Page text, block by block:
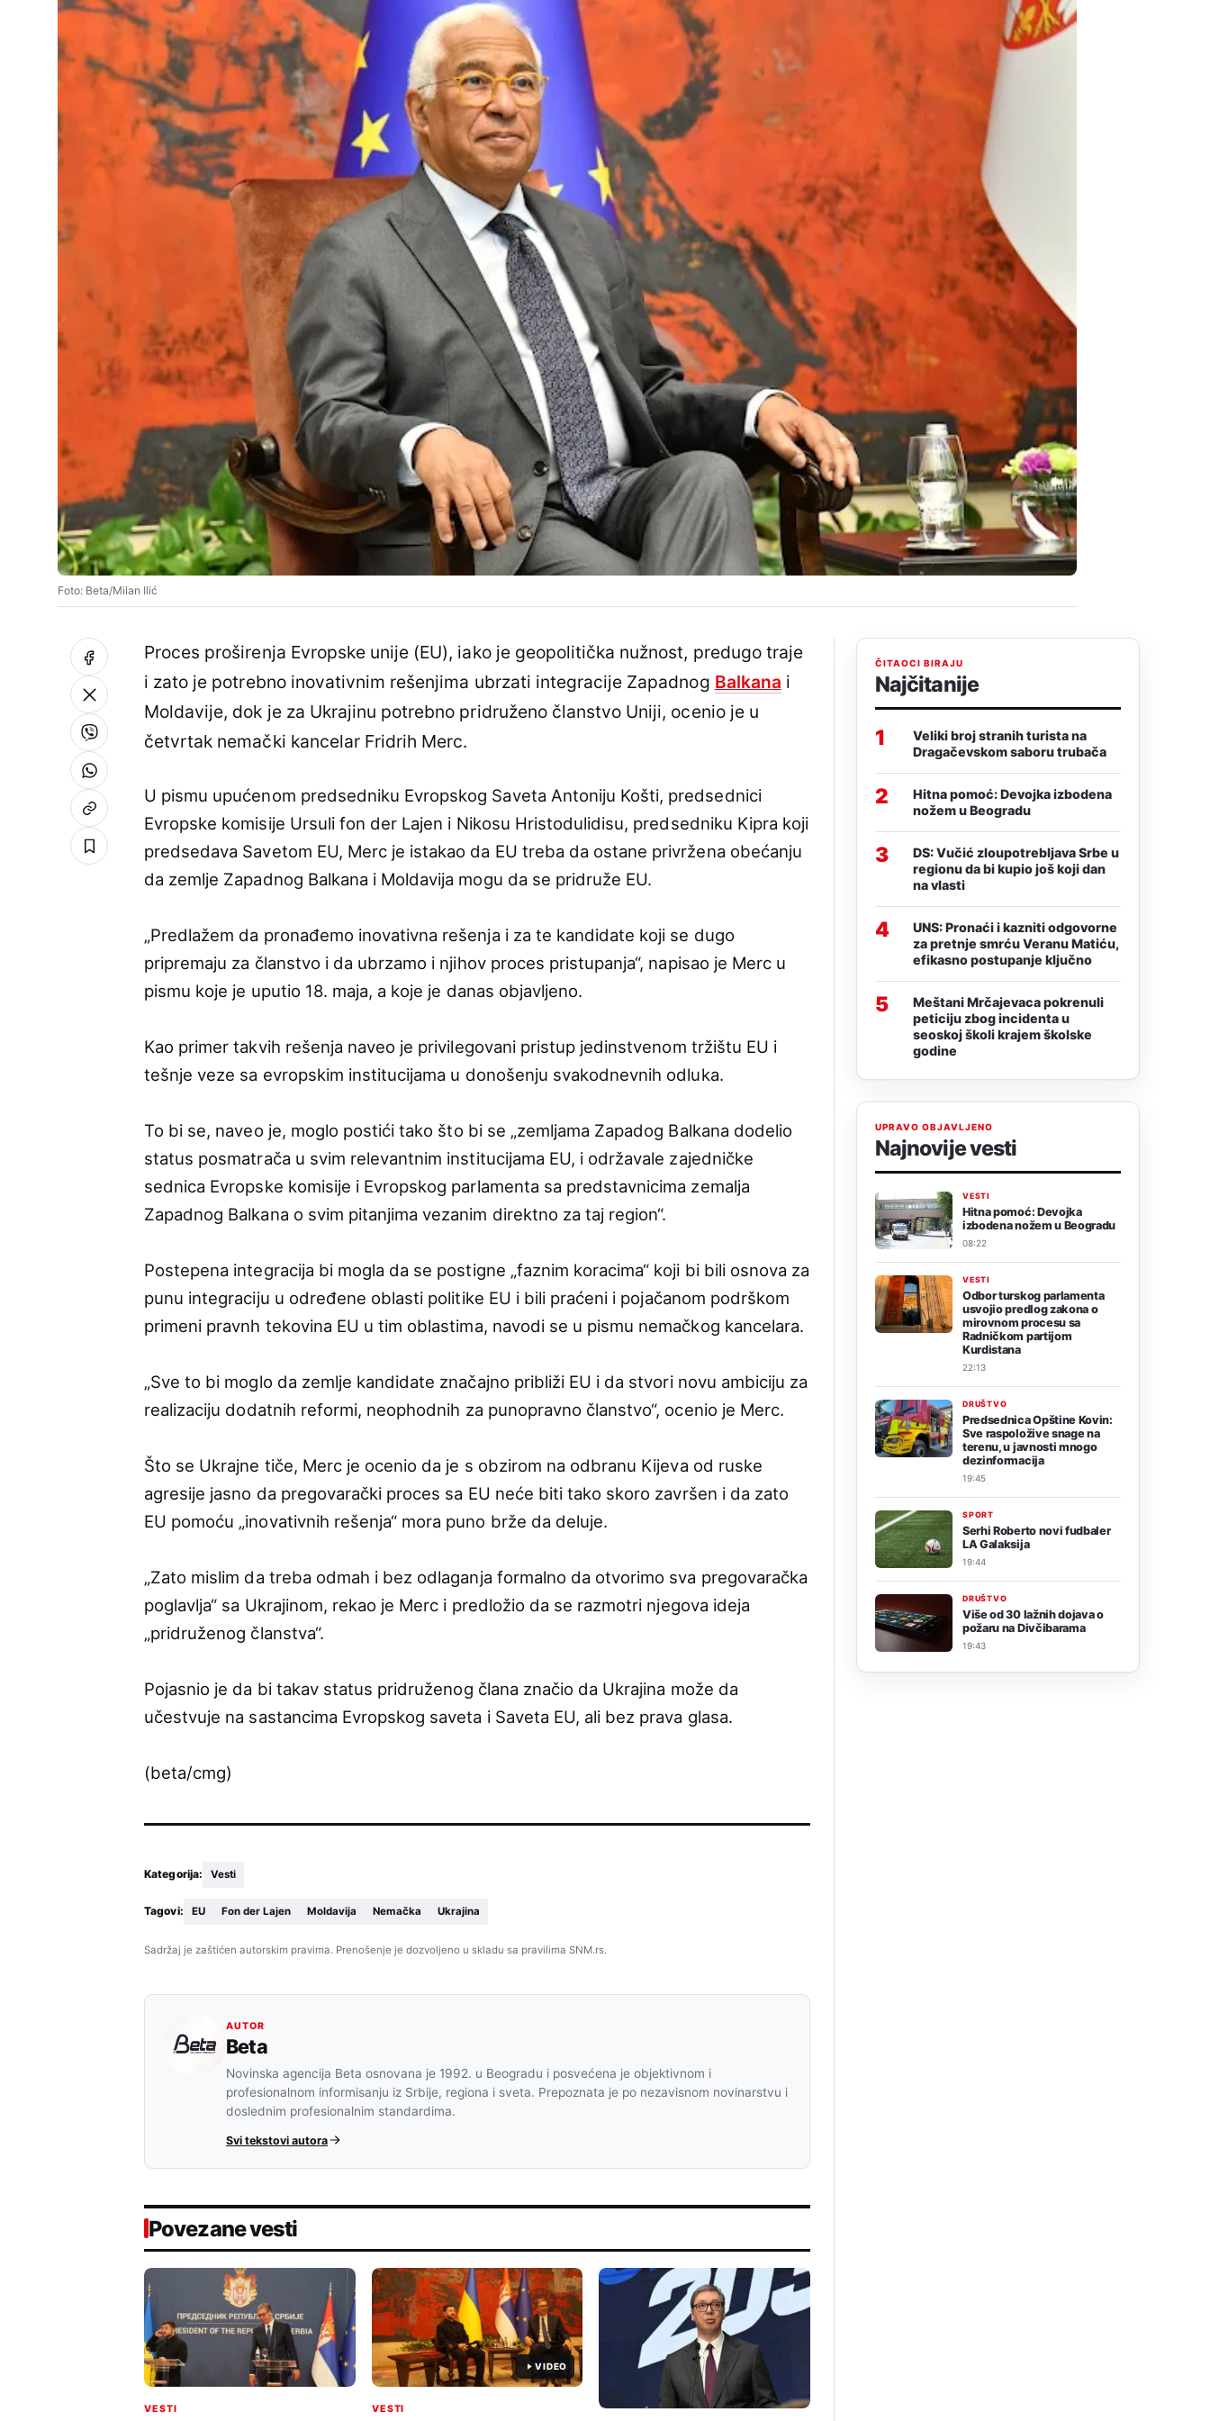
Foto: Beta/Milan Ilić
Proces proširenja Evropske unije (EU), iako je geopolitička nužnost, predugo traje
i zato je potrebno inovativnim rešenjima ubrzati integracije Zapadnog Balkana i
Moldavije, dok je za Ukrajinu potrebno pridruženo članstvo Uniji, ocenio je u
četvrtak nemački kancelar Fridrih Merc.
U pismu upućenom predsedniku Evropskog Saveta Antoniju Košti, predsednici
Evropske komisije Ursuli fon der Lajen i Nikosu Hristodulidisu, predsedniku Kipra koji
predsedava Savetom EU, Merc je istakao da EU treba da ostane privržena obećanju
da zemlje Zapadnog Balkana i Moldavija mogu da se pridruže EU.
„Predlažem da pronađemo inovativna rešenja i za te kandidate koji se dugo
pripremaju za članstvo i da ubrzamo i njihov proces pristupanja“, napisao je Merc u
pismu koje je uputio 18. maja, a koje je danas objavljeno.
Kao primer takvih rešenja naveo je privilegovani pristup jedinstvenom tržištu EU i
tešnje veze sa evropskim institucijama u donošenju svakodnevnih odluka.
To bi se, naveo je, moglo postići tako što bi se „zemljama Zapadog Balkana dodelio
status posmatrača u svim relevantnim institucijama EU, i održavale zajedničke
sednica Evropske komisije i Evropskog parlamenta sa predstavnicima zemalja
Zapadnog Balkana o svim pitanjima vezanim direktno za taj region“.
Postepena integracija bi mogla da se postigne „faznim koracima“ koji bi bili osnova za
punu integraciju u određene oblasti politike EU i bili praćeni i pojačanom podrškom
primeni pravnh tekovina EU u tim oblastima, navodi se u pismu nemačkog kancelara.
„Sve to bi moglo da zemlje kandidate značajno približi EU i da stvori novu ambiciju za
realizaciju dodatnih reformi, neophodnih za punopravno članstvo“, ocenio je Merc.
Što se Ukrajne tiče, Merc je ocenio da je s obzirom na odbranu Kijeva od ruske
agresije jasno da pregovarački proces sa EU neće biti tako skoro završen i da zato
EU pomoću „inovativnih rešenja“ mora puno brže da deluje.
„Zato mislim da treba odmah i bez odlaganja formalno da otvorimo sva pregovaračka
poglavlja“ sa Ukrajinom, rekao je Merc i predložio da se razmotri njegova ideja
„pridruženog članstva“.
Pojasnio je da bi takav status pridruženog člana značio da Ukrajina može da
učestvuje na sastancima Evropskog saveta i Saveta EU, ali bez prava glasa.
(beta/cmg)
Kategorija: Vesti
Tagovi: EU Fon der Lajen Moldavija Nemačka Ukrajina
Sadržaj je zaštićen autorskim pravima. Prenošenje je dozvoljeno u skladu sa pravilima SNM.rs.
AUTOR
Beta
Novinska agencija Beta osnovana je 1992. u Beogradu i posvećena je objektivnom i
profesionalnom informisanju iz Srbije, regiona i sveta. Prepoznata je po nezavisnom novinarstvu i
doslednim profesionalnim standardima.
Svi tekstovi autora
Povezane vesti
VESTI
VIDEO
VESTI
ČITAOCI BIRAJU
Najčitanije
1
Veliki broj stranih turista na
Dragačevskom saboru trubača
2
Hitna pomoć: Devojka izbodena
nožem u Beogradu
3
DS: Vučić zloupotrebljava Srbe u
regionu da bi kupio još koji dan
na vlasti
4
UNS: Pronaći i kazniti odgovorne
za pretnje smrću Veranu Matiću,
efikasno postupanje ključno
5
Meštani Mrčajevaca pokrenuli
peticiju zbog incidenta u
seoskoj školi krajem školske
godine
UPRAVO OBJAVLJENO
Najnovije vesti
VESTI
Hitna pomoć: Devojka
izbodena nožem u Beogradu
08:22
VESTI
Odbor turskog parlamenta
usvojio predlog zakona o
mirovnom procesu sa
Radničkom partijom
Kurdistana
22:13
DRUŠTVO
Predsednica Opštine Kovin:
Sve raspoložive snage na
terenu, u javnosti mnogo
dezinformacija
19:45
SPORT
Serhi Roberto novi fudbaler
LA Galaksija
19:44
DRUŠTVO
Više od 30 lažnih dojava o
požaru na Divčibarama
19:43